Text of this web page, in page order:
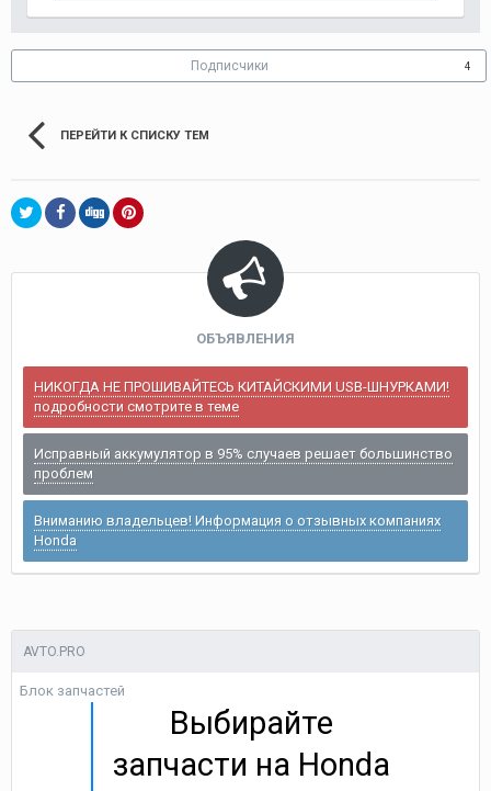
Подписчики 4
ПЕРЕЙТИ К СПИСКУ ТЕМ
ОБЪЯВЛЕНИЯ
НИКОГДА НЕ ПРОШИВАЙТЕСЬ КИТАЙСКИМИ USB-ШНУРКАМИ!
подробности смотрите в теме
Исправный аккумулятор в 95% случаев решает большинство
проблем
Вниманию владельцев! Информация о отзывных компаниях
Honda
AVTO.PRO
Блок запчастей
Выбирайте
запчасти на Honda